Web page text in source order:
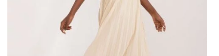
Pomarańczowo-różowa luźna
sukienka na lato RUE PARIS –
esencja letniej elegancji
Wykonana z lekkiego, przewiewnego materiału sukienka